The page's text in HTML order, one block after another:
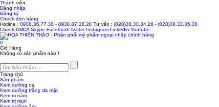
Thành viên
Đăng nhập
Đăng ký
Check đơn hàng
Hotline : 0908.36.77.38 - 0938.87.28.28 Tư vấn : (028)38.30.34.26 - (028)38.33.35.38
Check DMCA Skype Facebook Twitter Instagram Linkedin Youtube
0
Giỏ Hàng
Không có sản phẩm nào !
Trang chủ
Sản phẩm
Kem dưỡng da
Kem dưỡng trắng da mặt
Kem trị nám
Kem trị mụn